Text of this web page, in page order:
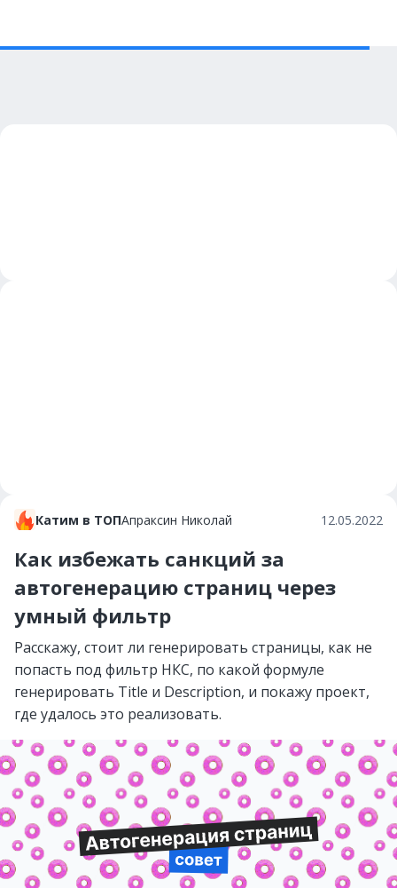
Катим в ТОПАпраксин Николай 12.05.2022
Как избежать санкций за
автогенерацию страниц через
умный фильтр
Расскажу, стоит ли генерировать страницы, как не
попасть под фильтр НКС, по какой формуле
генерировать Title и Description, и покажу проект,
где удалось это реализовать.